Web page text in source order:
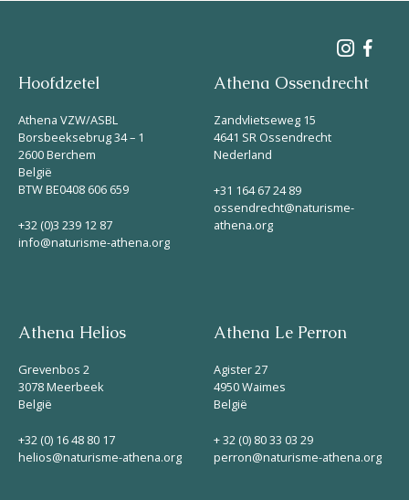
Hoofdzetel
Athena VZW/ASBL
Borsbeeksebrug 34 – 1
2600 Berchem
België
BTW BE0408 606 659
+32 (0)3 239 12 87
info@naturisme-athena.org
Athena Ossendrecht
Zandvlietseweg 15
4641 SR Ossendrecht
Nederland
+31 164 67 24 89
ossendrecht@naturisme-
athena.org
Athena Helios
Grevenbos 2
3078 Meerbeek
België
+32 (0) 16 48 80 17
helios@naturisme-athena.org
Athena Le Perron
Agister 27
4950 Waimes
België
+ 32 (0) 80 33 03 29
perron@naturisme-athena.org